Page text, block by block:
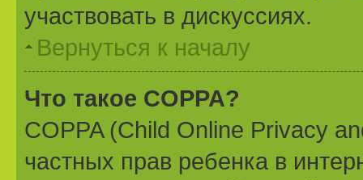
участвовать в дискуссиях.
Вернуться к началу
Что такое COPPA?
COPPA (Child Online Privacy
частных прав ребенка в